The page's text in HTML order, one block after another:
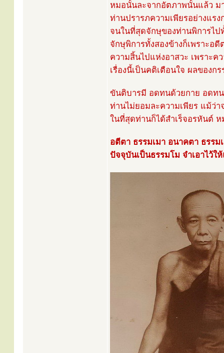
หมอนั้นละจากอัตภาพนั้นแล้ว ม
ท่านปรารภความเพียรอย่างแร
จนในที่สุดจักษุของท่านพิการไป
จักษุพิการทั้งสองข้างก็เพราะอ
ความสิ้นไปแห่งอาสวะ เพราะค
เรื่องนี้เป็นคติเตือนใจ ผลของก
ขันติบารมี อดทนด้วยกาย อดท
ท่านไม่ยอมละความเพียร แม้ว่า
ในที่สุดท่านก็ได้สำเร็จอรหันต์
อตีตา ธรรมเมา อนาคตา ธรรม
ปัจจุบันเป็นธรรมโม จำเอาไว้ใ